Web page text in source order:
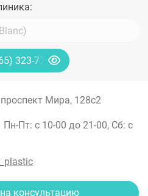
323-77-88
Мира, 128с2
Пн-Пт: с 10-00 до 21-00, Сб: с
консультацию